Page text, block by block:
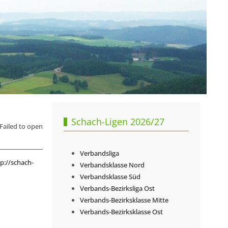
to open
schach-
Schach-Ligen 2026/27
Verbandsliga
Verbandsklasse Nord
Verbandsklasse Süd
Verbands-Bezirksliga Ost
Verbands-Bezirksklasse Mitte
Verbands-Bezirksklasse Ost